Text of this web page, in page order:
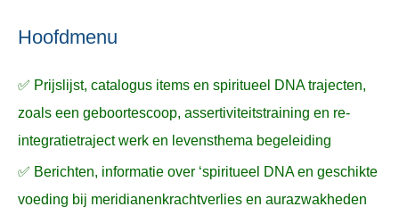
na
r
:
Hoofdmenu
✅ Prijslijst, catalogus items en spiritueel DNA trajecten,
zoals een geboortescoop, assertiviteitstraining en re-
integratietraject werk en levensthema begeleiding
✅ Berichten, informatie over ‘spiritueel DNA en geschikte
voeding bij meridianenkrachtverlies en aurazwakheden
n